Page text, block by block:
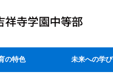
の特色 未来への学び